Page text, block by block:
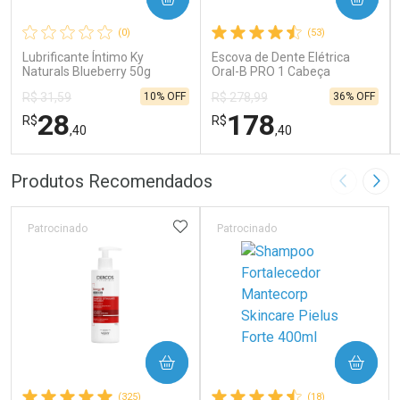
(0)
Lubrificante Íntimo Ky
Naturals Blueberry 50g
R$ 31,59
R$28,40
10% OFF
FECHAR
FECHAR
Por Menos
(53)
Escova de Dente Elétrica
Oral-B PRO 1 Cabeça
Redonda Recarregável 1
Unidade
R$ 278,99
R$178,40
36% OFF
Por Menos
Produtos Recomendados Imagem
(325)
Patrocinado ADICIONAR AOS FAVORITOS
COMPRAR
(18)
Patrocinado
COMPRAR